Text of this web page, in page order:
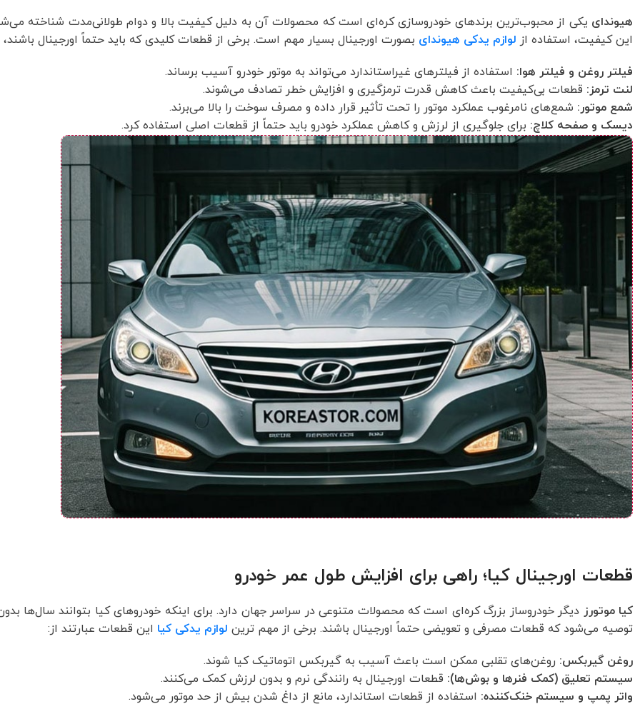
هیوندای یکی از محبوب‌ترین برندهای خودروسازی کره‌ای است که محصولات آن به دلیل کیفیت بالا و دوام طولانی‌مدت شناخته
این کیفیت، استفاده از لوازم یدکی هیوندای بصورت اورجینال بسیار مهم است. برخی از قطعات کلیدی که باید حتماً اورجینال باشند،
فیلتر روغن و فیلتر هوا: استفاده از فیلترهای غیراستاندارد می‌تواند به موتور خودرو آسیب برساند.
لنت ترمز: قطعات بی‌کیفیت باعث کاهش قدرت ترمزگیری و افزایش خطر تصادف می‌شوند.
شمع موتور: شمع‌های نامرغوب عملکرد موتور را تحت تأثیر قرار داده و مصرف سوخت را بالا می‌برند.
دیسک و صفحه کلاچ: برای جلوگیری از لرزش و کاهش عملکرد خودرو باید حتماً از قطعات اصلی استفاده کرد.
قطعات اورجینال کیا؛ راهی برای افزایش طول عمر خودرو
کیا موتورز دیگر خودروساز بزرگ کره‌ای است که محصولات متنوعی در سراسر جهان دارد. برای اینکه خودروهای کیا بتوانند سال‌ها
توصیه می‌شود که قطعات مصرفی و تعویضی حتماً اورجینال باشند. برخی از مهم ترین لوازم یدکی کیا این قطعات عبارتند از:
روغن گیربکس: روغن‌های تقلبی ممکن است باعث آسیب به گیربکس اتوماتیک کیا شوند.
سیستم تعلیق (کمک فنرها و بوش‌ها): قطعات اورجینال به رانندگی نرم و بدون لرزش کمک می‌کنند.
واتر پمپ و سیستم خنک‌کننده: استفاده از قطعات استاندارد، مانع از داغ شدن بیش از حد موتور می‌شود.